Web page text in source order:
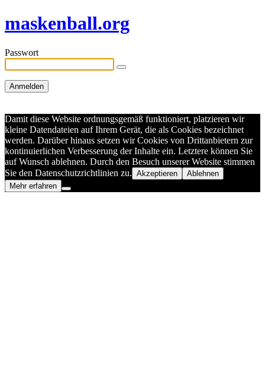
maskenball.org
Passwort
Damit diese Website ordnungsgemäß funktioniert, platzieren wir
kleine Datendateien auf Ihrem Gerät, die als Cookies bezeichnet
werden. Darüber hinaus setzen wir Cookies von Drittanbietern zur
kontinuierlichen Verbesserung der Inhalte ein. Letztere können Sie
auf Wunsch ablehnen. Durch den Besuch unserer Website stimmen
Sie den Datenschutzrichtlinien zu. Akzeptieren
Ablehnen
Mehr erfahren